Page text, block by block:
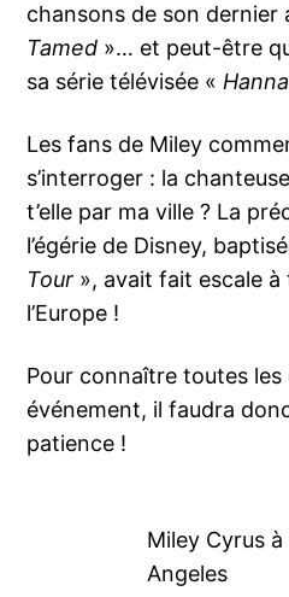
chansons de son dernier
Tamed »… et peut-être
sa série télévisée «
Les fans de Miley
s’interroger : la
t’elle par ma ville ? La
l’égérie de Disney,
Tour », avait fait escale
l’Europe !
Pour connaître toutes
événement, il faudra
patience !
Miley Cyrus à
Angeles